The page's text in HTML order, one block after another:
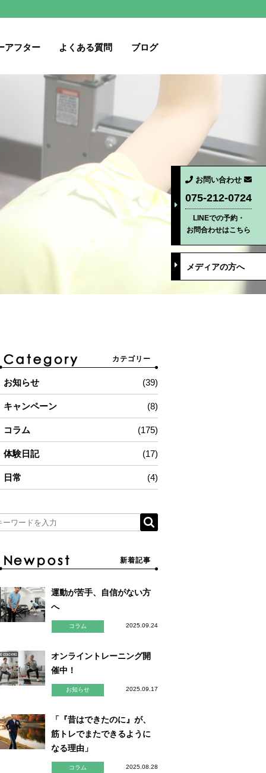
アフター よくある質問 ブログ
お問い合わせ
075-212-0724
LINEでの予約・
お問合わせはこちら
メディアの方へ
カテゴリー
お知らせ (39)
キャンペーン (8)
コラム (175)
体験日記 (17)
日常 (4)
新着記事
運動が苦手、自信がない方
へ
コラム 2025.09.24
オンライントレーニング開
催中！
お知らせ 2025.09.17
「『昔はできたのに』が、
筋トレでまたできるように
なる理由」
コラム 2025.08.28